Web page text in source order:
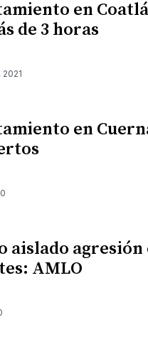
en
de 3 horas
en
aislado
AMLO